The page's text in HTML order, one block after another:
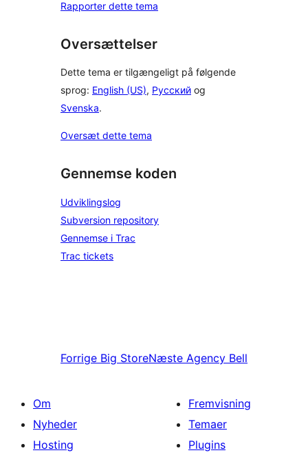
Rapporter dette tema
Oversættelser
Dette tema er tilgængeligt på følgende
sprog: English (US), Русский og
Svenska.
Oversæt dette tema
Gennemse koden
Udviklingslog
Subversion repository
Gennemse i Trac
Trac tickets
Forrige Big StoreNæste Agency Bell
Om
Nyheder
Hosting
Fremvisning
Temaer
Plugins